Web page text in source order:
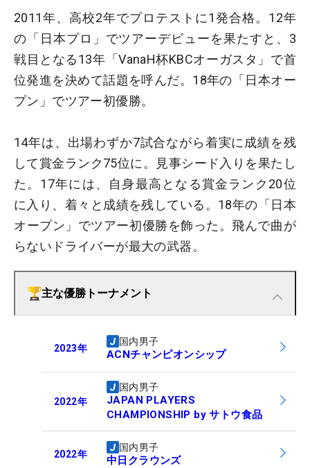
2011年、高校2年でプロテストに1発合格。12年
の「日本プロ」でツアーデビューを果たすと、3
戦目となる13年「VanaH杯KBCオーガスタ」で首
位発進を決めて話題を呼んだ。18年の「日本オー
プン」でツアー初優勝。
14年は、出場わずか7試合ながら着実に成績を残
して賞金ランク75位に。見事シード入りを果たし
た。17年には、自身最高となる賞金ランク20位
に入り、着々と成績を残している。18年の「日本
オープン」でツアー初優勝を飾った。飛んで曲が
らないドライバーが最大の武器。
主な優勝トーナメント
2023年
国内男子
ACNチャンピオンシップ
2022年
国内男子
JAPAN PLAYERS
CHAMPIONSHIP by サトウ食品
2022年
国内男子
中日クラウンズ